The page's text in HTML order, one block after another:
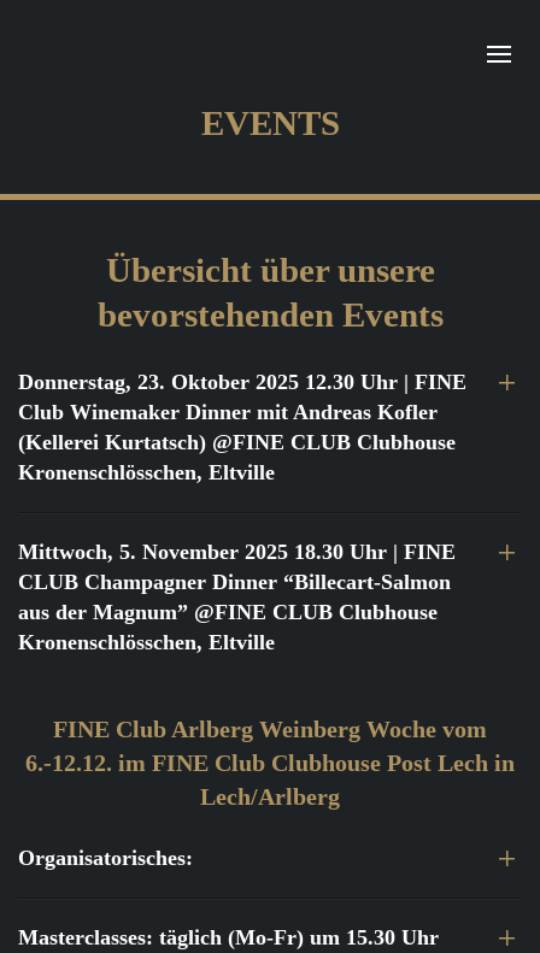
EVENTS
Übersicht über unsere
bevorstehenden Events
Donnerstag, 23. Oktober 2025 12.30 Uhr | FINE
Club Winemaker Dinner mit Andreas Kofler
(Kellerei Kurtatsch) @FINE CLUB Clubhouse
Kronenschlösschen, Eltville
Mittwoch, 5. November 2025 18.30 Uhr | FINE
CLUB Champagner Dinner “Billecart-Salmon
aus der Magnum” @FINE CLUB Clubhouse
Kronenschlösschen, Eltville
FINE Club Arlberg Weinberg Woche vom
6.-12.12. im FINE Club Clubhouse Post Lech in
Lech/Arlberg
Organisatorisches:
Masterclasses: täglich (Mo-Fr) um 15.30 Uhr